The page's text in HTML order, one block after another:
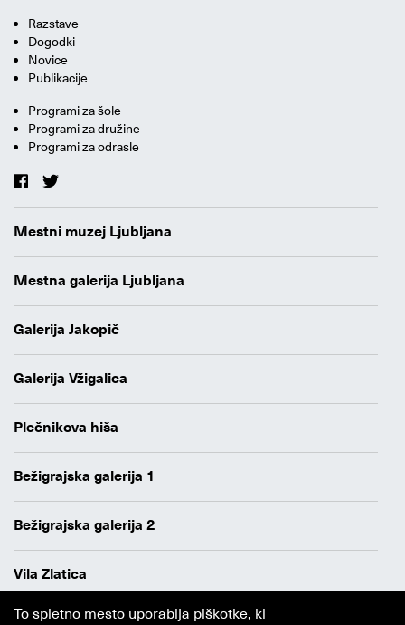
Razstave
Dogodki
Novice
Publikacije
Programi za šole
Programi za družine
Programi za odrasle
Mestni muzej Ljubljana
Mestna galerija Ljubljana
Galerija Jakopič
Galerija Vžigalica
Plečnikova hiša
Bežigrajska galerija 1
Bežigrajska galerija 2
Vila Zlatica
To spletno mesto uporablja piškotke, ki